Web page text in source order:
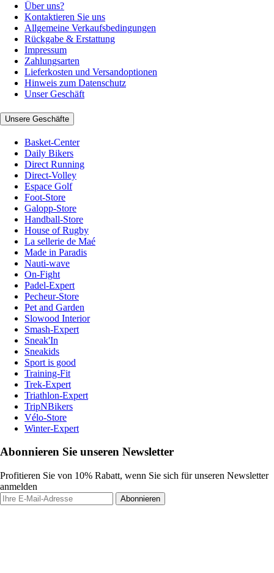
Über uns?
Kontaktieren Sie uns
Allgemeine Verkaufsbedingungen
Rückgabe & Erstattung
Impressum
Zahlungsarten
Lieferkosten und Versandoptionen
Hinweis zum Datenschutz
Unser Geschäft
Unsere Geschäfte
Basket-Center
Daily Bikers
Direct Running
Direct-Volley
Espace Golf
Foot-Store
Galopp-Store
Handball-Store
House of Rugby
La sellerie de Maé
Made in Paradis
Nauti-wave
On-Fight
Padel-Expert
Pecheur-Store
Pet and Garden
Slowood Interior
Smash-Expert
Sneak'In
Sneakids
Sport is good
Training-Fit
Trek-Expert
Triathlon-Expert
TripNBikers
Vélo-Store
Winter-Expert
Abonnieren Sie unseren Newsletter
Profitieren Sie von 10% Rabatt, wenn Sie sich für unseren Newsletter
anmelden
Abonnieren